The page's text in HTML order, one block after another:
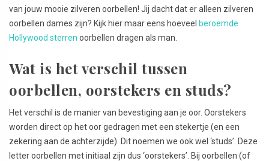
van jouw mooie zilveren oorbellen! Jij dacht dat er alleen zilveren
oorbellen dames zijn? Kijk hier maar eens hoeveel beroemde
Hollywood sterren oorbellen dragen als man.
Wat is het verschil tussen
oorbellen, oorstekers en studs?
Het verschil is de manier van bevestiging aan je oor. Oorstekers
worden direct op het oor gedragen met een stekertje (en een
zekering aan de achterzijde). Dit noemen we ook wel ‘studs’. Deze
letter oorbellen met initiaal zijn dus ‘oorstekers’. Bij oorbellen (of